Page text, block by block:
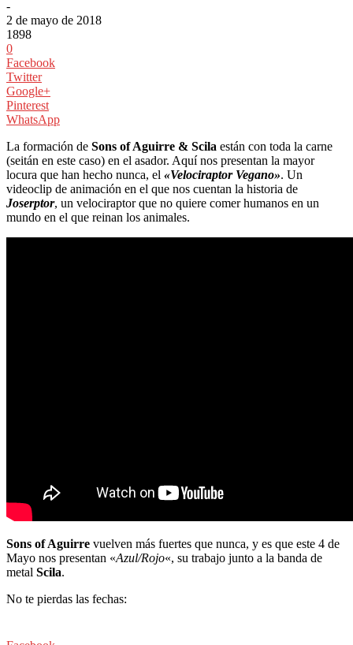
-
2 de mayo de 2018
1898
0
Facebook
Twitter
Google+
Pinterest
WhatsApp
La formación de Sons of Aguirre & Scila están con toda la carne
(seitán en este caso) en el asador. Aquí nos presentan la mayor
locura que han hecho nunca, el «Velociraptor Vegano». Un
videoclip de animación en el que nos cuentan la historia de
Joserptor, un velociraptor que no quiere comer humanos en un
mundo en el que reinan los animales.
Sons of Aguirre vuelven más fuertes que nunca, y es que este 4 de
Mayo nos presentan «Azul/Rojo«, su trabajo junto a la banda de
metal Scila.
No te pierdas las fechas: